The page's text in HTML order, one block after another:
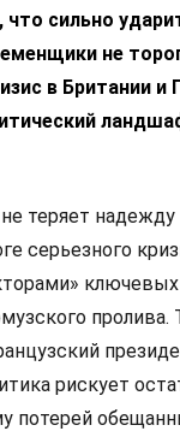
сильно
не
в Британии
теряет
серьезного
пролива.
рискует
потерей